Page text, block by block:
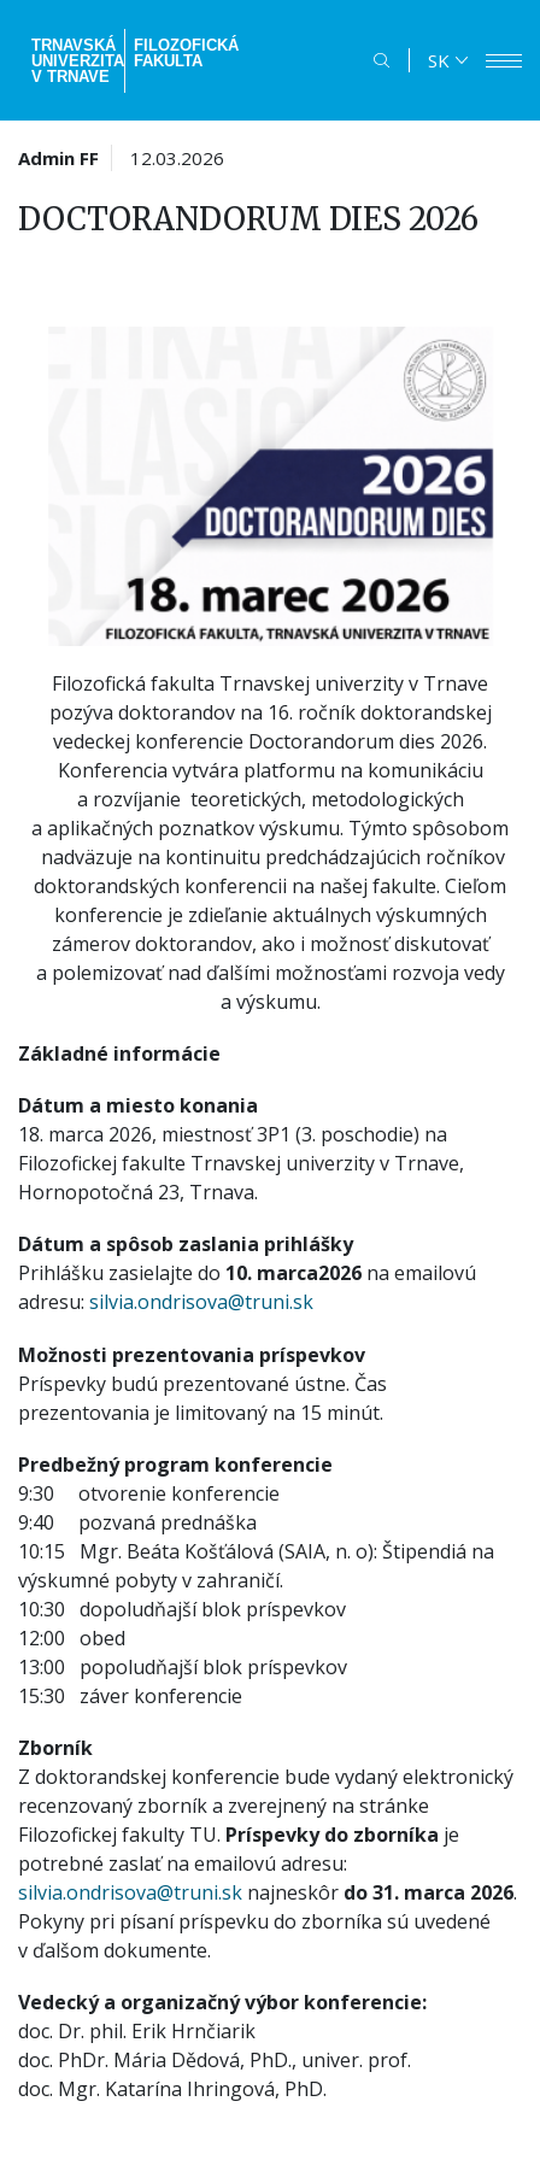
hlavný
TRNAVSKÁ
UNIVERZITA
V TRNAVE
FILOZOFICKÁ
FAKULTA
SK
Admin FF 12.03.2026
DOCTORANDORUM DIES 2026
Filozofická fakulta Trnavskej univerzity v Trnave
pozýva doktorandov na 16. ročník doktorandskej
vedeckej konferencie Doctorandorum dies 2026.
Konferencia vytvára platformu na komunikáciu
a rozvíjanie teoretických, metodologických
a aplikačných poznatkov výskumu. Týmto spôsobom
nadväzuje na kontinuitu predchádzajúcich ročníkov
doktorandských konferencii na našej fakulte. Cieľom
konferencie je zdieľanie aktuálnych výskumných
zámerov doktorandov, ako i možnosť diskutovať
a polemizovať nad ďalšími možnosťami rozvoja vedy
a výskumu.
Základné informácie
Dátum a miesto konania
18. marca 2026, miestnosť 3P1 (3. poschodie) na
Filozofickej fakulte Trnavskej univerzity v Trnave,
Hornopotočná 23, Trnava.
Dátum a spôsob zaslania prihlášky
Prihlášku zasielajte do 10. marca2026 na emailovú
adresu: silvia.ondrisova@truni.sk
Možnosti prezentovania príspevkov
Príspevky budú prezentované ústne. Čas
prezentovania je limitovaný na 15 minút.
Predbežný program konferencie
9:30 otvorenie konferencie
9:40 pozvaná prednáška
10:15 Mgr. Beáta Košťálová (SAIA, n. o): Štipendiá na
výskumné pobyty v zahraničí.
10:30 dopoludňajší blok príspevkov
12:00 obed
13:00 popoludňajší blok príspevkov
15:30 záver konferencie
Zborník
Z doktorandskej konferencie bude vydaný elektronický
recenzovaný zborník a zverejnený na stránke
Filozofickej fakulty TU. Príspevky do zborníka je
potrebné zaslať na emailovú adresu:
silvia.ondrisova@truni.sk najneskôr do 31. marca 2026.
Pokyny pri písaní príspevku do zborníka sú uvedené
v ďalšom dokumente.
Vedecký a organizačný výbor konferencie:
doc. Dr. phil. Erik Hrnčiarik
doc. PhDr. Mária Dědová, PhD., univer. prof.
doc. Mgr. Katarína Ihringová, PhD.